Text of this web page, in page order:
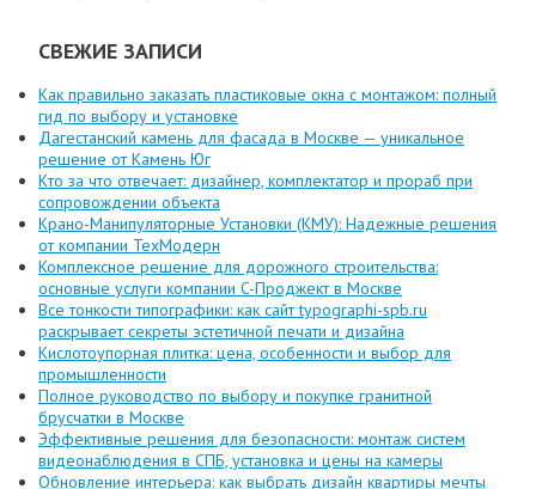
СВЕЖИЕ ЗАПИСИ
Как правильно заказать пластиковые окна с монтажом: полный
гид по выбору и установке
Дагестанский камень для фасада в Москве — уникальное
решение от Камень Юг
Кто за что отвечает: дизайнер, комплектатор и прораб при
сопровождении объекта
Крано-Манипуляторные Установки (КМУ): Надежные решения
от компании ТехМодерн
Комплексное решение для дорожного строительства:
основные услуги компании C-Проджект в Москве
Все тонкости типографики: как сайт typographi-spb.ru
раскрывает секреты эстетичной печати и дизайна
Кислотоупорная плитка: цена, особенности и выбор для
промышленности
Полное руководство по выбору и покупке гранитной
брусчатки в Москве
Эффективные решения для безопасности: монтаж систем
видеонаблюдения в СПБ, установка и цены на камеры
Обновление интерьера: как выбрать дизайн квартиры мечты